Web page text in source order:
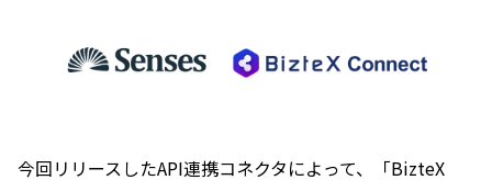
今回リリースしたAPI連携コネクタによって、「BizteX